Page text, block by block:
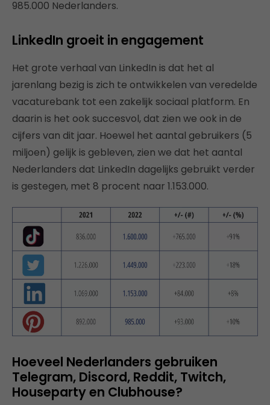
985.000 Nederlanders.
LinkedIn groeit in engagement
Het grote verhaal van LinkedIn is dat het al
jarenlang bezig is zich te ontwikkelen van veredelde
vacaturebank tot een zakelijk sociaal platform. En
daarin is het ook succesvol, dat zien we ook in de
cijfers van dit jaar. Hoewel het aantal gebruikers (5
miljoen) gelijk is gebleven, zien we dat het aantal
Nederlanders dat LinkedIn dagelijks gebruikt verder
is gestegen, met 8 procent naar 1.153.000.
Hoeveel Nederlanders gebruiken
Telegram, Discord, Reddit, Twitch,
Houseparty en Clubhouse?